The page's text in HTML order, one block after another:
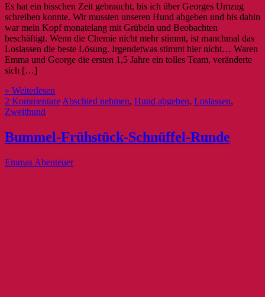
Es hat ein bisschen Zeit gebraucht, bis ich über Georges Umzug
schreiben konnte. Wir mussten unseren Hund abgeben und bis dahin
war mein Kopf monatelang mit Grübeln und Beobachten
beschäftigt. Wenn die Chemie nicht mehr stimmt, ist manchmal das
Loslassen die beste Lösung. Irgendetwas stimmt hier nicht… Waren
Emma und George die ersten 1,5 Jahre ein tolles Team, veränderte
sich […]
» Weiterlesen
2 Kommentare Abschied nehmen, Hund abgeben, Loslassen,
Zweithund
Bummel-Frühstück-Schnüffel-Runde
Emmas Abenteuer